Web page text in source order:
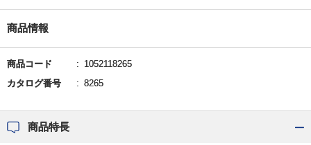
商品情報
商品コード
1052118265
カタログ番号
8265
商品特長